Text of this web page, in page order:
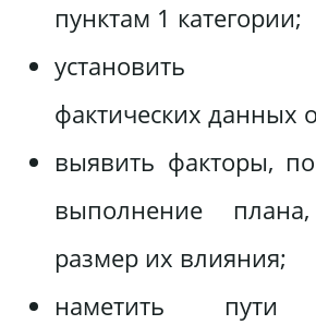
пунктам 1 категории;
установить
фактических данных
выявить факторы,
выполнение
размер их влияния;
наметить пути